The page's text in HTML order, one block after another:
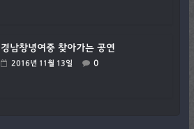
경남창녕여중 찾아가는 공연
2016년 11월 13일 0